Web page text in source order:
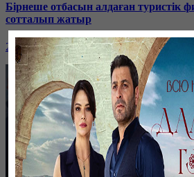
Бірнеше отбасын алдаған туристік
сотталып жатыр
26 января, 19:36